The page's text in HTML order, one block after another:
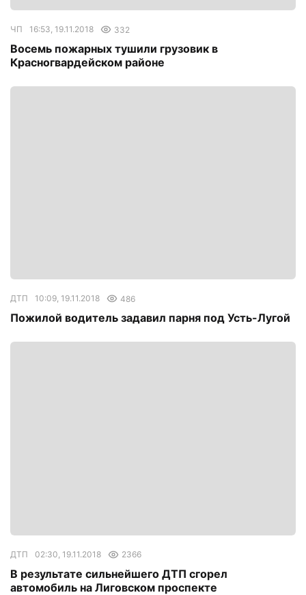
ЧП 16:53, 19.11.2018 332
Восемь пожарных тушили грузовик в
Красногвардейском районе
ДТП 10:09, 19.11.2018 486
Пожилой водитель задавил парня под Усть-Лугой
ДТП 02:30, 19.11.2018 2366
В результате сильнейшего ДТП сгорел
автомобиль на Лиговском проспекте